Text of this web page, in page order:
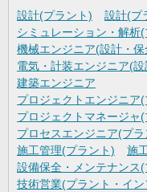
設計(プラント)
設計(プ
シミュレーション・解析
機械エンジニア(設計・保
電気・計装エンジニア(
建築エンジニア
プロジェクトエンジニア
プロジェクトマネージャ
プロセスエンジニア(プ
施工管理(プラント)
施
設備保全・メンテナンス
技術営業(プラント・イ